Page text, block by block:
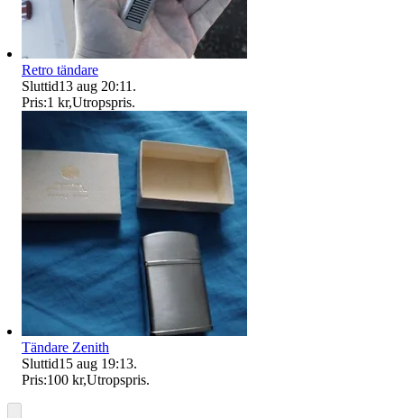
Retro tändare
Sluttid13 aug 20:11 .
Pris:1 kr,Utropspris.
Tändare Zenith
Sluttid15 aug 19:13.
Pris:100 kr,Utropspris.